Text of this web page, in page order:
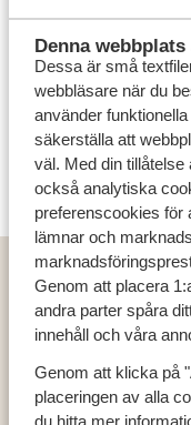
Denna
Dessa är små
webbläsare när du
använder
säkerställa att
väl. Med din
också analytiska
preferenscookies för
lämnar och
Genom att placera
andra parter spåra
innehåll och våra
Genom att klicka på
placeringen av alla
du hitta mer